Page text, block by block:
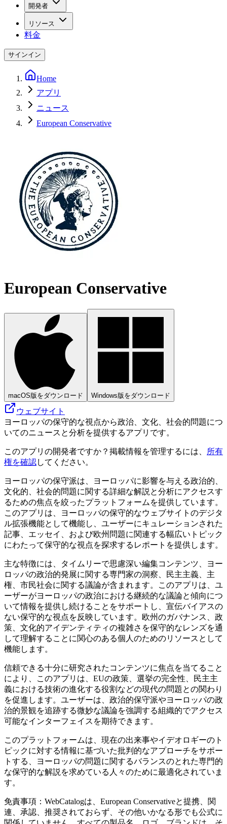
開発者
リソース
料金
サインイン
Home
アプリ
ニュース
European Conservative
European Conservative
macOS版をダウンロード Windows版をダウンロード
ウェブサイト
ヨーロッパの保守的な視点から政治、文化、社会的問題につ
いてのニュースと分析を提供するアプリです。
このアプリの開発者ですか？掲載情報を管理するには、
所有
権を確認してください。
ヨーロッパの保守派は、ヨーロッパに影響を与える政治的、
文化的、社会的問題に関する詳細な解説と分析にアクセスす
るための焦点を絞ったプラットフォームを提供しています。
このアプリは、ヨーロッパの保守的なウェブサイトのデジタ
ル拡張機能として機能し、ユーザーにキュレーションされた
記事、エッセイ、および欧州問題に関連する幅広いトピック
にわたって保守的な視点を探求するレポートを提供します。
主な特徴には、タイムリーで思慮深い編集コンテンツ、ヨー
ロッパの政治的発展に関する専門家の洞察、民主主義、主
権、市民社会に関する議論が含まれます。このアプリは、ユ
ーザーがヨーロッパの政治における継続的な議論と傾向につ
いて情報を提供し続けることをサポートし、宣伝バイアスの
ない保守的な視点を反映しています。欧州のガバナンス、政
策、文化的アイデンティティの複雑さを保守的なレンズを通
して理解することに関心のある個人のためのリソースとして
機能します。
信頼できる十分に研究されたコンテンツに焦点を当てること
により、このアプリは、EUの政策、選挙の完全性、民主主
義における技術の進化する役割などの現代の問題との関わり
を促進します。ユーザーは、政治的保守派やヨーロッパの政
治的景観を追跡する微妙な議論を強調する組織的でアクセス
可能なインターフェイスを期待できます。
このプラットフォームは、現在の出来事やイデオロギーのト
ピックに対する情報に基づいた批判的なアプローチをサポー
トする、ヨーロッパの問題に関するバランスのとれた専門的
な保守的な解説を求めている人々のために最適化されていま
す。
免責事項：WebCatalogは、European Conservativeと提携、関
連、承認、推奨されておらず、その他いかなる形でも公式に